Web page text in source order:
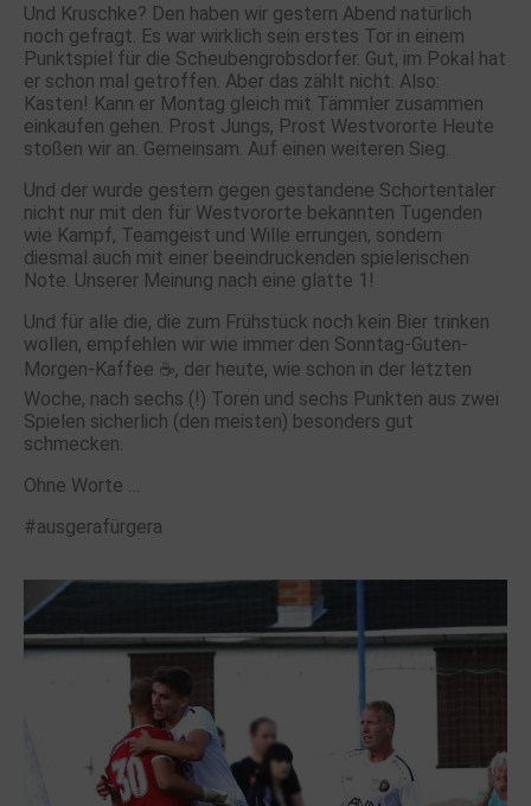
Und Kruschke? Den haben wir gestern Abend natürlich
noch gefragt. Es war wirklich sein erstes Tor in einem
Punktspiel für die Scheubengrobsdorfer. Gut, im Pokal hat
er schon mal getroffen. Aber das zählt nicht. Also:
Kasten! Kann er Montag gleich mit Tämmler zusammen
einkaufen gehen. Prost Jungs, Prost Westvororte Heute
stoßen wir an. Gemeinsam. Auf einen weiteren Sieg.
Und der wurde gestern gegen gestandene Schortentaler
nicht nur mit den für Westvororte bekannten Tugenden
wie Kampf, Teamgeist und Wille errungen, sondern
diesmal auch mit einer beeindruckenden spielerischen
Note. Unserer Meinung nach eine glatte 1!
Und für alle die, die zum Frühstück noch kein Bier trinken
wollen, empfehlen wir wie immer den Sonntag-Guten-
Morgen-Kaffee ☕️, der heute, wie schon in der letzten
Woche, nach sechs (!) Toren und sechs Punkten aus zwei
Spielen sicherlich (den meisten) besonders gut
schmecken.
Ohne Worte …
#ausgerafürgera